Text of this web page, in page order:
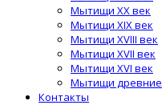
Мытищи XX век
Мытищи XIX век
Мытищи XVIII век
Мытищи XVII век
Мытищи XVI век
Мытищи древние
Контакты